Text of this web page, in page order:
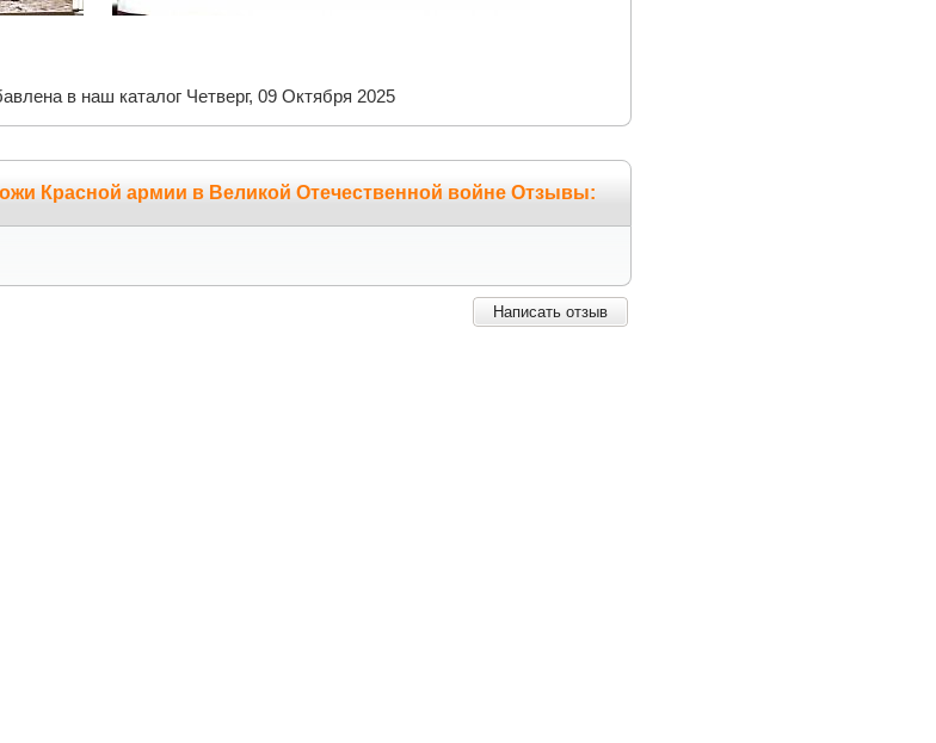
в наш каталог Четверг, 09 Октября 2025
Красной армии в Великой Отечественной войне Отзывы:
Написать отзыв